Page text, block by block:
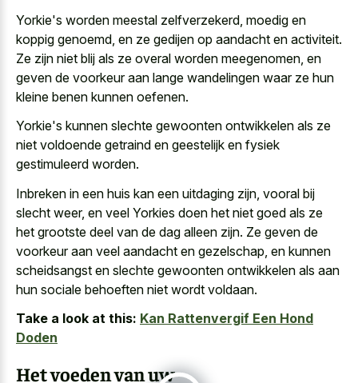
Yorkie's worden meestal zelfverzekerd, moedig en
koppig genoemd, en ze gedijen op aandacht en activiteit.
Ze zijn niet blij als ze overal worden meegenomen, en
geven de voorkeur aan lange wandelingen waar ze hun
kleine benen kunnen oefenen.
Yorkie's kunnen slechte gewoonten ontwikkelen als ze
niet voldoende getraind en geestelijk en fysiek
gestimuleerd worden.
Inbreken in een huis kan een uitdaging zijn, vooral bij
slecht weer, en veel Yorkies doen het niet goed als ze
het grootste deel van de dag alleen zijn. Ze geven de
voorkeur aan veel aandacht en gezelschap, en kunnen
scheidsangst en slechte gewoonten ontwikkelen als aan
hun sociale behoeften niet wordt voldaan.
Take a look at this: Kan Rattenvergif Een Hond
Doden
Het voeden van uw